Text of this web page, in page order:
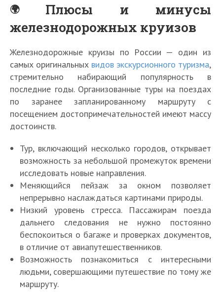
Плюсы и минусы
железнодорожных круизов
Железнодорожные круизы по России — один из
самых оригинальных видов экскурсионного туризма,
стремительно набирающий популярность в
последние годы. Организованные туры на поездах
по заранее запланированному маршруту с
посещением достопримечательностей имеют массу
достоинств.
Тур, включающий несколько городов, открывает
возможность за небольшой промежуток времени
исследовать новые направления.
Меняющийся пейзаж за окном позволяет
непрерывно наслаждаться картинами природы.
Низкий уровень стресса. Пассажирам поезда
дальнего следования не нужно постоянно
беспокоиться о багаже и проверках документов,
в отличие от авиапутешественников.
Возможность познакомиться с интересными
людьми, совершающими путешествие по тому же
маршруту.